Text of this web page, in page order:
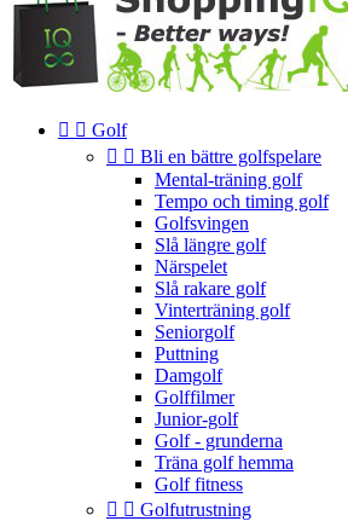
  Golf
  Bli en bättre golfspelare
Mental-träning golf
Tempo och timing golf
Golfsvingen
Slå längre golf
Närspelet
Slå rakare golf
Vinterträning golf
Seniorgolf
Puttning
Damgolf
Golffilmer
Junior-golf
Golf - grunderna
Träna golf hemma
Golf fitness
  Golfutrustning